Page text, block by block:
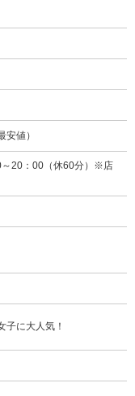
値）
～20：00（休60分）※店
に大人気！